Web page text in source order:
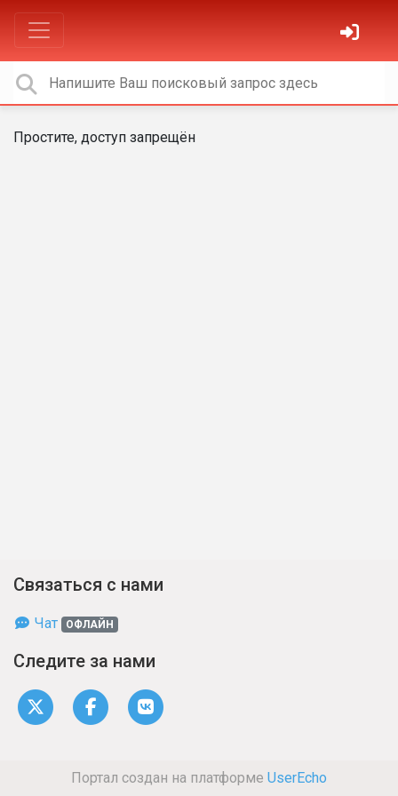
Простите, доступ запрещён
Связаться с нами
Чат ОФЛАЙН
Следите за нами
Портал создан на платформе UserEcho